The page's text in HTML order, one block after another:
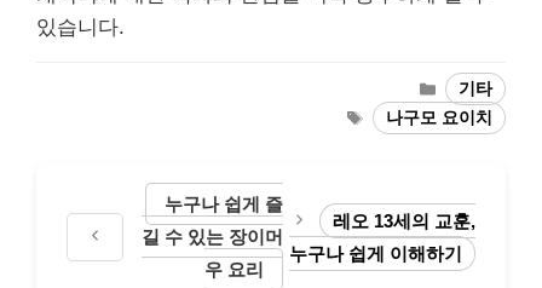
있습니다.
Categories
기타
Tags나구모 요이치
누구나 쉽게 즐
길 수 있는 장이머
우 요리
레오 13세의 교훈,
누구나 쉽게 이해하기